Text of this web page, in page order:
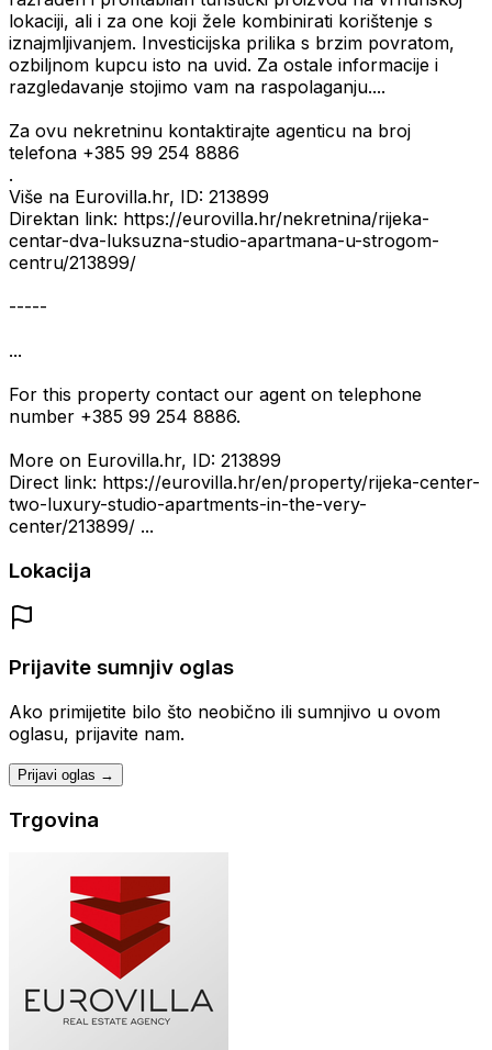
lokaciji, ali i za one koji žele kombinirati korištenje s
iznajmljivanjem. Investicijska prilika s brzim povratom,
ozbiljnom kupcu isto na uvid. Za ostale informacije i
razgledavanje stojimo vam na raspolaganju....
Za ovu nekretninu kontaktirajte agenticu na broj
telefona +385 99 254 8886
.
Više na Eurovilla.hr, ID: 213899
Direktan link: https://eurovilla.hr/nekretnina/rijeka-
centar-dva-luksuzna-studio-apartmana-u-strogom-
centru/213899/
-----
...
For this property contact our agent on telephone
number +385 99 254 8886.
More on Eurovilla.hr, ID: 213899
Direct link: https://eurovilla.hr/en/property/rijeka-center-
two-luxury-studio-apartments-in-the-very-
center/213899/ ...
Lokacija
Prijavite sumnjiv oglas
Ako primijetite bilo što neobično ili sumnjivo u ovom
oglasu, prijavite nam.
Prijavi oglas →
Trgovina